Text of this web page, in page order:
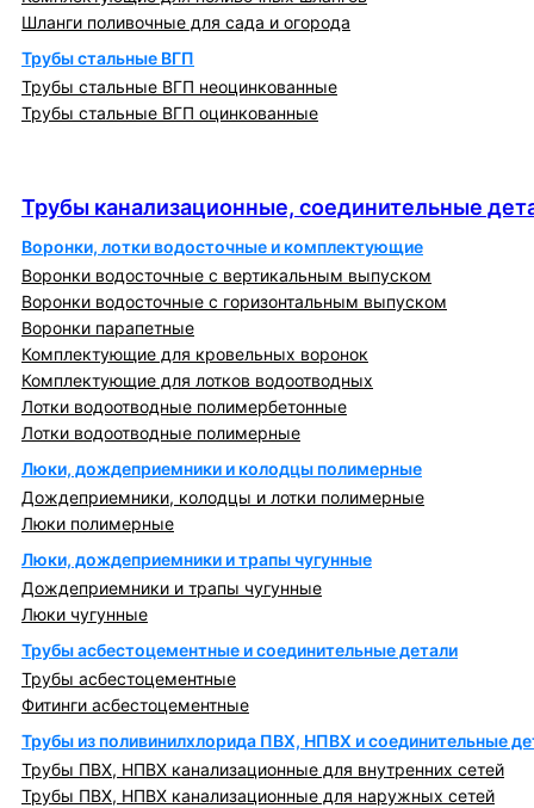
Шланги поливочные для сада и огорода
Трубы стальные ВГП
Трубы стальные ВГП неоцинкованные
Трубы стальные ВГП оцинкованные
Трубы канализационные, соединительные
Воронки, лотки водосточные и комплектующие
Воронки водосточные с вертикальным выпуском
Воронки водосточные с горизонтальным выпуском
Воронки парапетные
Комплектующие для кровельных воронок
Комплектующие для лотков водоотводных
Лотки водоотводные полимербетонные
Лотки водоотводные полимерные
Люки, дождеприемники и колодцы полимерные
Дождеприемники, колодцы и лотки полимерные
Люки полимерные
Люки, дождеприемники и трапы чугунные
Дождеприемники и трапы чугунные
Люки чугунные
Трубы асбестоцементные и соединительные детали
Трубы асбестоцементные
Фитинги асбестоцементные
Трубы из поливинилхлорида ПВХ, НПВХ и соединительные
Трубы ПВХ, НПВХ канализационные для внутренних сетей
Трубы ПВХ, НПВХ канализационные для наружных сетей